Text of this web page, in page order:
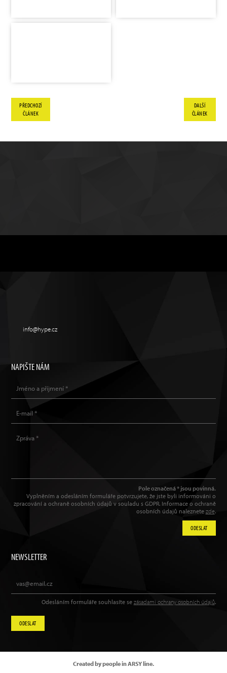
DALŠÍ
ČLÁNEK
PŘEDCHOZÍ
ČLÁNEK
info@hype.cz
NEWSLETTER
Odesláním formuláře souhlasíte se zásadami ochrany osobních údajů.
ODESLAT
NAPIŠTE NÁM
Pole označená * jsou povinná.
Vyplněním a odesláním formuláře potvrzujete, že jste byli informováni o
zpracování a ochraně osobních údajů v souladu s GDPR. Informace o ochraně
osobních údajů naleznete zde.
ODESLAT
Created by people in ARSY line.